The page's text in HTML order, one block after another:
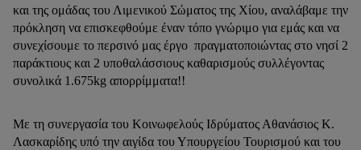
και της ομάδας του Λιμενικού Σώματος της Χίου, αναλάβαμε την
πρόκληση να επισκεφθούμε έναν τόπο γνώριμο για εμάς και να
συνεχίσουμε το περσινό μας έργο πραγματοποιώντας στο νησί 2
παράκτιους και 2 υποθαλάσσιους καθαρισμούς συλλέγοντας
συνολικά 1.675kg απορρίμματα!!
Με τη συνεργασία του Κοινωφελούς Ιδρύματος Αθανάσιος Κ.
Λασκαρίδης υπό την αιγίδα του Υπουργείου Τουρισμού και του